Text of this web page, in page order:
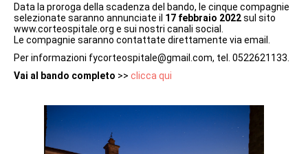
Data la proroga della scadenza del bando, le cinque compagnie
selezionate saranno annunciate il 17 febbraio 2022sul sito
www.corteospitale.org e sui nostri canali social.
Le compagnie saranno contattate direttamente via email.
Per informazioni fycorteospitale@gmail.com, tel. 0522621133.
Vai al bando completo >> clicca qui